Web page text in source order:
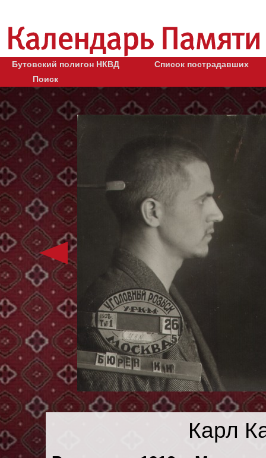
Бутовский полигон НКВД
Список пострадавших
Поиск
Карл